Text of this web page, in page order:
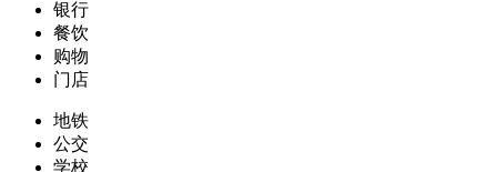
银行
餐饮
购物
门店
地铁
公交